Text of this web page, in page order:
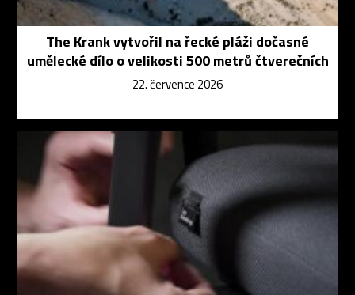
The Krank vytvořil na řecké pláži dočasné
umělecké dílo o velikosti 500 metrů čtverečních
22. července 2026